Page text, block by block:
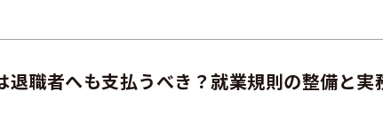
退職者へも支払うべき？就業規則の整備と実